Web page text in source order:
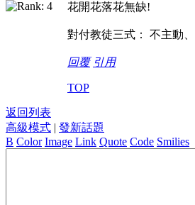
花開花落花無缺!
對付教徒三式： 不主動
回覆 引用
TOP
返回列表
高級模式 | 發新話題
B Color Image Link Quote Code Smilies